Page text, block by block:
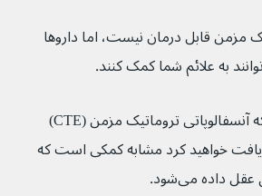
مزمن قابل درمان نیست، اما داروها
اگر به نظر می‌رسد که آنسفالوپاتی تروماتیک مزمن (CTE)
خواهید کرد مشابه کمکی است که
داده می‌شود.